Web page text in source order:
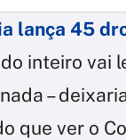
lança 45
inteiro vai
nada –
que ver o